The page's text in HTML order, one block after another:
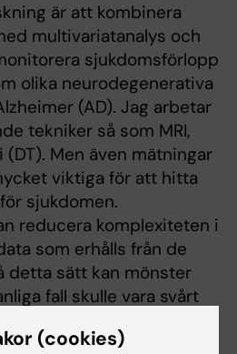
är att kombinera
multivariatanalys och
sjukdomsförlopp
olika neurodegenerativa
(AD). Jag arbetar
tekniker så som MRI,
(DT). Men även mätningar
viktiga för att hitta
sjukdomen.
reducera komplexiteten i
som erhålls från de
detta sätt kan mönster
fall skulle vara svårt
kombinera
(cookies)